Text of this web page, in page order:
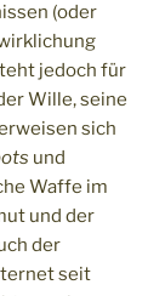
(oder
jedoch für
Wille, seine
sich
und
Waffe im
und der
der
seit